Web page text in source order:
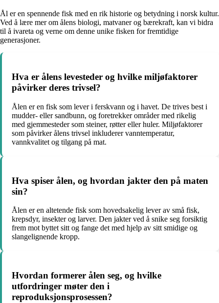
Ål er en spennende fisk med en rik historie og betydning i norsk kultur.
Ved å lære mer om ålens biologi, matvaner og bærekraft, kan vi bidra
til å ivareta og verne om denne unike fisken for fremtidige
generasjoner.
Hva er ålens levesteder og hvilke miljøfaktorer
påvirker deres trivsel?
Ålen er en fisk som lever i ferskvann og i havet. De trives best i
mudder- eller sandbunn, og foretrekker områder med rikelig
med gjemmesteder som steiner, røtter eller huler. Miljøfaktorer
som påvirker ålens trivsel inkluderer vanntemperatur,
vannkvalitet og tilgang på mat.
Hva spiser ålen, og hvordan jakter den på maten
sin?
Ålen er en altetende fisk som hovedsakelig lever av små fisk,
krepsdyr, insekter og larver. Den jakter ved å snike seg forsiktig
frem mot byttet sitt og fange det med hjelp av sitt smidige og
slangelignende kropp.
Hvordan formerer ålen seg, og hvilke
utfordringer møter den i
reproduksjonsprosessen?